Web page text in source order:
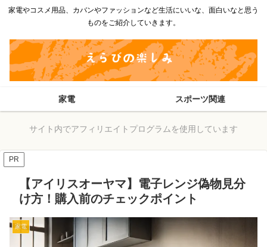
家電やコスメ用品、カバンやファッションなど生活にいいな、面白いなと思う
ものをご紹介していきます。
家電 スポーツ関連
サイト内でアフィリエイトプログラムを使用しています
PR
【アイリスオーヤマ】電子レンジ偽物見分
け方！購入前のチェックポイント
家電